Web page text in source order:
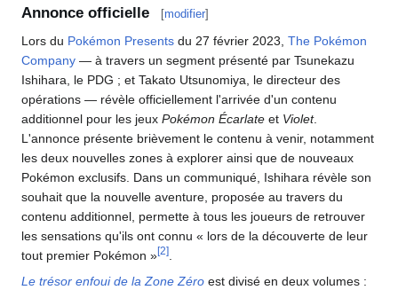
Annonce officielle [modifier]
Lors du Pokémon Presents du 27 février 2023, The Pokémon
Company — à travers un segment présenté par Tsunekazu
Ishihara, le PDG ; et Takato Utsunomiya, le directeur des
opérations — révèle officiellement l'arrivée d'un contenu
additionnel pour les jeux Pokémon Écarlate et Violet.
L'annonce présente brièvement le contenu à venir, notamment
les deux nouvelles zones à explorer ainsi que de nouveaux
Pokémon exclusifs. Dans un communiqué, Ishihara révèle son
souhait que la nouvelle aventure, proposée au travers du
contenu additionnel, permette à tous les joueurs de retrouver
les sensations qu'ils ont connu « lors de la découverte de leur
tout premier Pokémon »[2].
Le trésor enfoui de la Zone Zéro est divisé en deux volumes :